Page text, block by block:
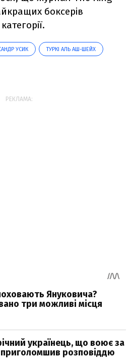
боксерів
УСИК ТУРКІ АЛЬ АШ-ШЕЙХ
РЕКЛАМА: